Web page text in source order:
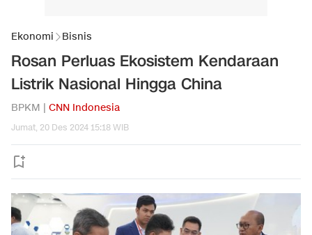
Ekonomi Bisnis
Rosan Perluas Ekosistem Kendaraan
Listrik Nasional Hingga China
BPKM | CNN Indonesia
Jumat, 20 Des 2024 15:18 WIB